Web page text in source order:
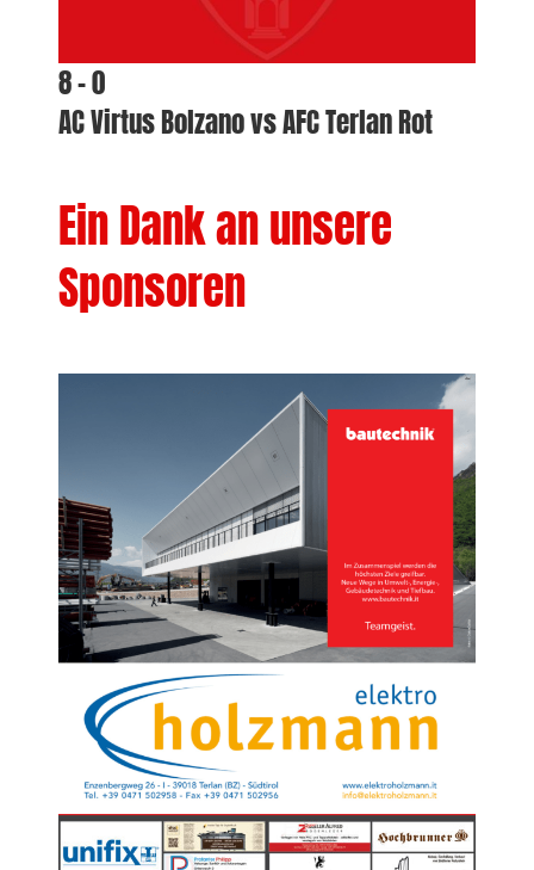
8 – 0
AC Virtus Bolzano vs AFC Terlan Rot
Ein Dank an unsere
Sponsoren